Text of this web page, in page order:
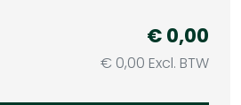
€ 0,00
€ 0,00 Excl. BTW